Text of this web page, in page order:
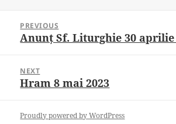
navigation
PREVIOUS
Previous
Anunț Sf. Liturghie 30 aprilie
NEXT
Next
Hram 8 mai 2023
Proudly powered by WordPress